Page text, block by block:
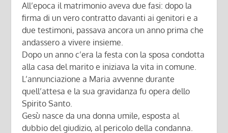
All’epoca il matrimonio aveva due fasi: dopo la
firma di un vero contratto davanti ai genitori e a
due testimoni, passava ancora un anno prima che
andassero a vivere insieme.
Dopo un anno c’era la festa con la sposa condotta
alla casa del marito e iniziava la vita in comune.
L’annunciazione a Maria avvenne durante
quell’attesa e la sua gravidanza fu opera dello
Spirito Santo.
Gesù nasce da una donna umile, esposta al
dubbio del giudizio, al pericolo della condanna.